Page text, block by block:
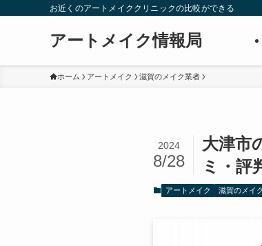
お近くのアートメイククリニックの比較ができる
アートメイク情報局
ホーム アートメイク 滋賀のメイク業者
大津市
ミ・評
2024
8/28
アートメイク 滋賀のメイ